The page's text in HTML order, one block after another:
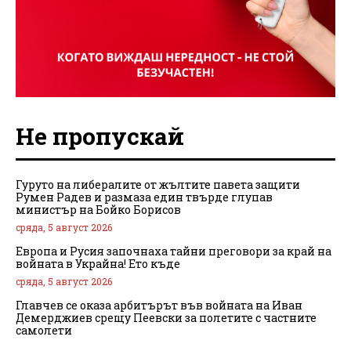
Не пропускай
Гуруто на либералите от жълтите павета защити
Румен Радев и размаза един твърде глупав
министър на Бойко Борисов
сряда, 5 август 2026
Европа и Русия започнаха тайни преговори за край на
войната в Украйна! Ето къде
сряда, 5 август 2026
Главчев се оказа арбитърът във войната на Иван
Демерджиев срещу Пеевски за полетите с частните
самолети